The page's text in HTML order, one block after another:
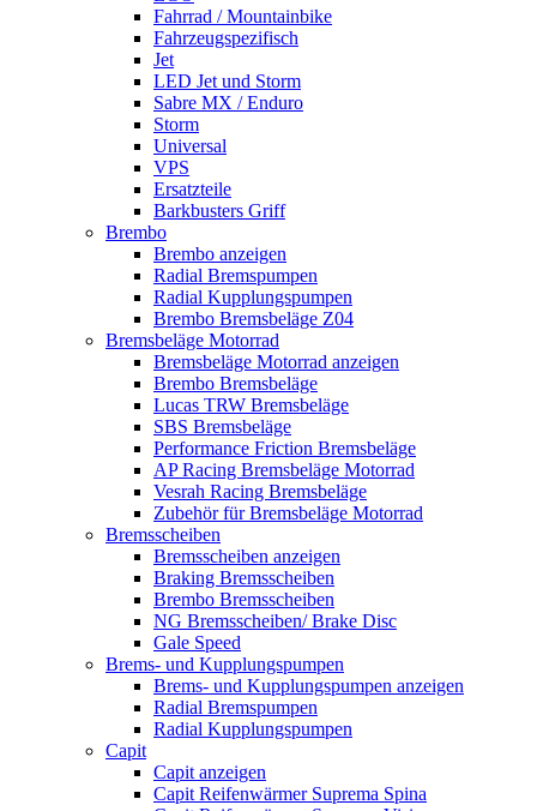
Fahrrad / Mountainbike
Fahrzeugspezifisch
Jet
LED Jet und Storm
Sabre MX / Enduro
Storm
Universal
VPS
Ersatzteile
Barkbusters Griff
Brembo
Brembo anzeigen
Radial Bremspumpen
Radial Kupplungspumpen
Brembo Bremsbeläge Z04
Bremsbeläge Motorrad
Bremsbeläge Motorrad anzeigen
Brembo Bremsbeläge
Lucas TRW Bremsbeläge
SBS Bremsbeläge
Performance Friction Bremsbeläge
AP Racing Bremsbeläge Motorrad
Vesrah Racing Bremsbeläge
Zubehör für Bremsbeläge Motorrad
Bremsscheiben
Bremsscheiben anzeigen
Braking Bremsscheiben
Brembo Bremsscheiben
NG Bremsscheiben/ Brake Disc
Gale Speed
Brems- und Kupplungspumpen
Brems- und Kupplungspumpen anzeigen
Radial Bremspumpen
Radial Kupplungspumpen
Capit
Capit anzeigen
Capit Reifenwärmer Suprema Spina